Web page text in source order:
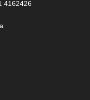
4162426